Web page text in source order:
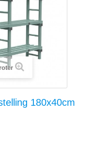
180x40cm